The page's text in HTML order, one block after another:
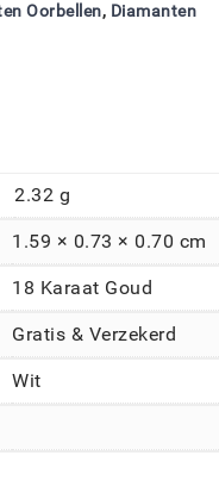
Oorbellen, Diamanten
2.32 g
1.59 × 0.73 × 0.70 cm
18 Karaat Goud
Gratis & Verzekerd
Wit